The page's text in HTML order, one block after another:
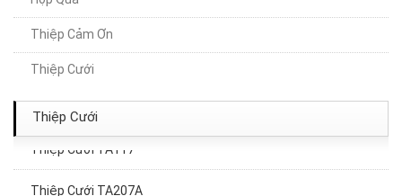
Thiệp Cảm Ơn
Thiệp Cưới
Thiệp Cưới
Thiệp Cưới TA172
Thiệp Cưới TA156
Thiệp Cưới TA207A